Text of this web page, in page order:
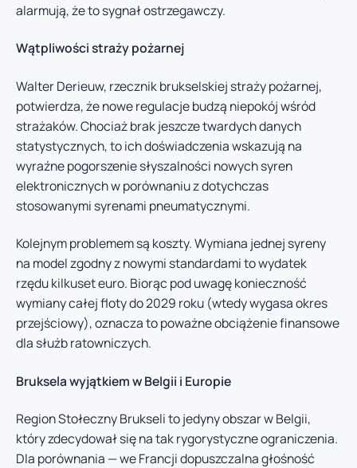
alarmują, że to sygnał ostrzegawczy.
Wątpliwości straży pożarnej
Walter Derieuw, rzecznik brukselskiej straży pożarnej,
potwierdza, że nowe regulacje budzą niepokój wśród
strażaków. Chociaż brak jeszcze twardych danych
statystycznych, to ich doświadczenia wskazują na
wyraźne pogorszenie słyszalności nowych syren
elektronicznych w porównaniu z dotychczas
stosowanymi syrenami pneumatycznymi.
Kolejnym problemem są koszty. Wymiana jednej syreny
na model zgodny z nowymi standardami to wydatek
rzędu kilkuset euro. Biorąc pod uwagę konieczność
wymiany całej floty do 2029 roku (wtedy wygasa okres
przejściowy), oznacza to poważne obciążenie finansowe
dla służb ratowniczych.
Bruksela wyjątkiem w Belgii i Europie
Region Stołeczny Brukseli to jedyny obszar w Belgii,
który zdecydował się na tak rygorystyczne ograniczenia.
Dla porównania — we Francji dopuszczalna głośność